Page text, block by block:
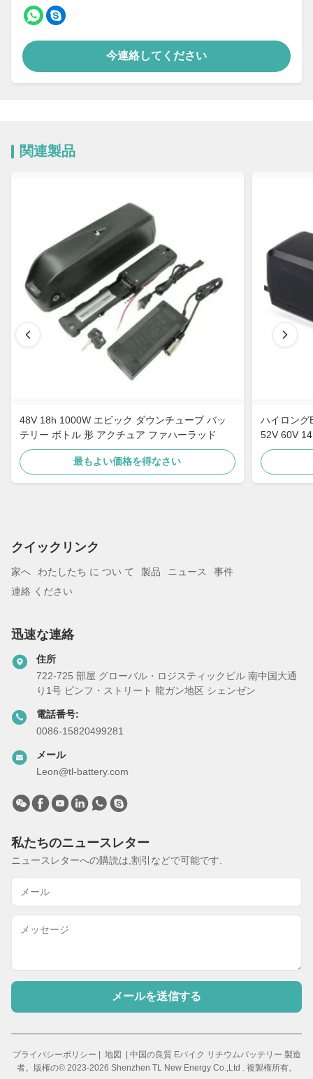
今連絡してください
関連製品
48V 18h 1000W エビック ダウンチューブ バッ
テリー ボトル 形 アクチュア ファハーラッド
最もよい価格を得なさい
ハイロング
52V 60V
クイックリンク
家へ わたしたち に つい て 製品 ニュース
事件
連絡 ください
迅速な連絡
住所
722-725 部屋 グローバル・ロジスティックビル 南中国大通
り1号 ピンフ・ストリート 龍ガン地区 シェンゼン
電話番号:
0086-15820499281
メール
Leon@tl-battery.com
私たちのニュースレター
ニュースレターへの購読は,割引などで可能です.
メールを送信する
プライバシーポリシー 地図
| 中国の良質 Eバイク リチウムバッテリー 製造
者。版権の© 2023-2026 Shenzhen TL New Energy Co.,Ltd . 複製権所有。